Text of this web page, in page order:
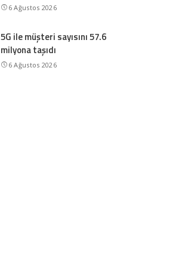
6 Ağustos 2026
5G ile müşteri sayısını 57.6
milyona taşıdı
6 Ağustos 2026